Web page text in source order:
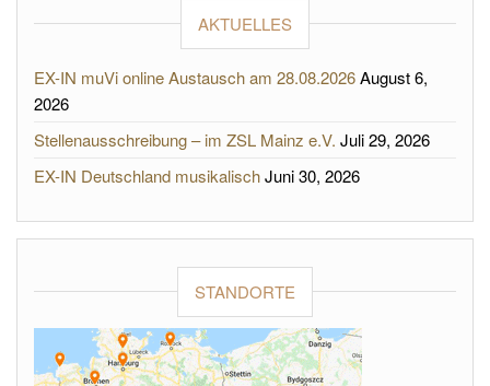
AKTUELLES
EX-IN muVi online Austausch am 28.08.2026August 6,
2026
Stellenausschreibung – im ZSL Mainz e.V. Juli 29, 2026
EX-IN Deutschland musikalischJuni 30, 2026
STANDORTE